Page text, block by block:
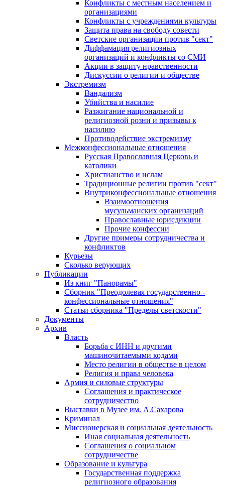
Конфликты с местным населением и
организациями
Конфликты с учреждениями культуры
Защита права на свободу совести
Светские организации против "сект"
Диффамация религиозных
организаций и конфликты со СМИ
Акции в защиту нравственности
Дискуссии о религии и обществе
Экстремизм
Вандализм
Убийства и насилие
Разжигание национальной и
религиозной розни и призывы к
насилию
Противодействие экстремизму
Межконфессиональные отношения
Русская Православная Церковь и
католики
Христианство и ислам
Традиционные религии против "сект"
Внутриконфессиональные отношения
Взаимоотношения
мусульманских организаций
Православные юрисдикции
Прочие конфессии
Другие примеры сотрудничества и
конфликтов
Курьезы
Сколько верующих
Публикации
Из книг "Панорамы"
Сборник "Преодолевая государственно -
конфессиональные отношения"
Статьи сборника "Пределы светскости"
Документы
Архив
Власть
Борьба с ИНН и другими
машиночитаемыми кодами
Место религии в обществе в целом
Религия и права человека
Армия и силовые структуры
Соглашения и практическое
сотрудничество
Выставки в Музее им. А.Сахарова
Криминал
Миссионерская и социальная деятельность
Иная социальная деятельность
Соглашения о социальном
сотрудничестве
Образование и культура
Государственная поддержка
религиозного образования